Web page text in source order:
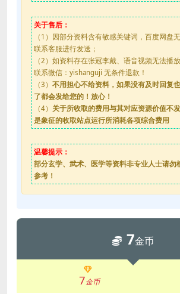
关于售后：
（1）因部分资料含有敏感关键词，百度网盘
联系客服进行发送；
（2）如资料存在张冠李戴、语音视频无法播
联系微信：yishanguji 无条件退款！
（3） 不用担心不给资料，如果没有及时回复
了都会发给您的！放心！
（4） 关于所收取的费用与其对应资源价值不
是象征的收取站点运行所消耗各项综合费用
温馨提示：
部分玄学、武术、医学等资料非专业人士请勿
参考！
7金币
7金币